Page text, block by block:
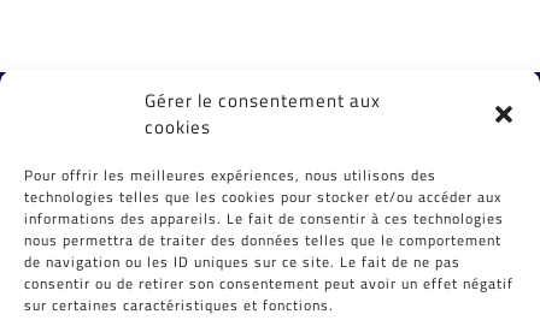
Gérer le consentement aux
cookies
Pour offrir les meilleures expériences, nous utilisons des
technologies telles que les cookies pour stocker et/ou accéder aux
informations des appareils. Le fait de consentir à ces technologies
nous permettra de traiter des données telles que le comportement
de navigation ou les ID uniques sur ce site. Le fait de ne pas
consentir ou de retirer son consentement peut avoir un effet négatif
sur certaines caractéristiques et fonctions.
Tous Droits Réservés © Cid-Plastiques 2020 - 2026 |
Création de site : Grafibox.fr